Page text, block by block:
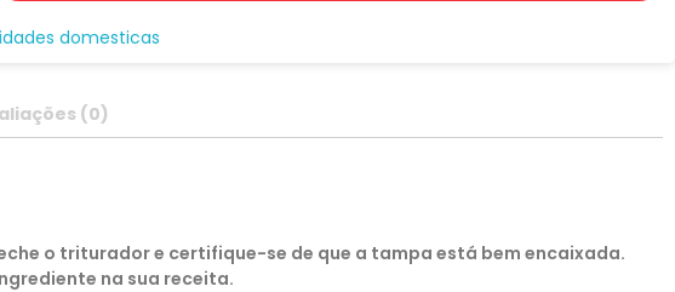
domesticas
(0)
o triturador e certifique-se de que a tampa está bem encaixada.
na sua receita.